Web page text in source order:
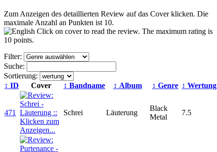
Zum Anzeigen des detaillierten Review auf das Cover klicken. Die
maximale Anzahl an Punkten ist 10.
Click on cover to read the review. The maximum rating is
10 points.
Filter:
Suche:
Sortierung:
↕ ID
Cover ↕ Bandname ↕ Album ↕ Genre ↕ Wertung
471 Schrei Läuterung
Black
Metal
7.5